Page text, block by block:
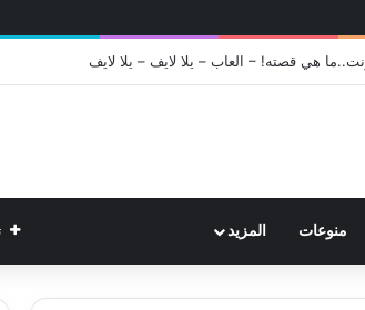
منوعات المزيد